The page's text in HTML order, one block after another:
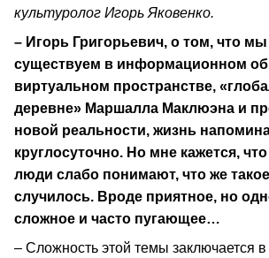
культуролог Игорь Яковенко.
– Игорь Григорьевич, о том, что мы
существуем в информационном
виртуальном пространстве,
деревне» Маршалла Маклюэна и
новой реальности, жизнь
круглосуточно. Но мне кажется,
люди слабо понимают, что же
случилось. Вроде приятное, но
сложное и часто пугающее…
– Сложность этой темы заключается в